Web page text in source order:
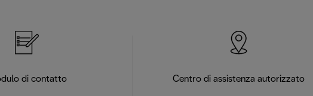
di contatto Centro di assistenza autorizzato